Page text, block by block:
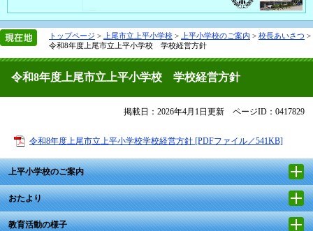
トップページ > 上尾市立上平小学校 > 上平小学校のご案内 > 校長あいさつ >
令和8年度上尾市立上平小学校 学校経営方針
令和8年度上尾市立上平小学校 学校経営方針
掲載日：2026年4月1日更新 ページID：0417829
令和8年度上尾市立上平小学校学校経営方針 [PDFファイル／541KB]
上平小学校のご案内
おたより
教育活動の様子